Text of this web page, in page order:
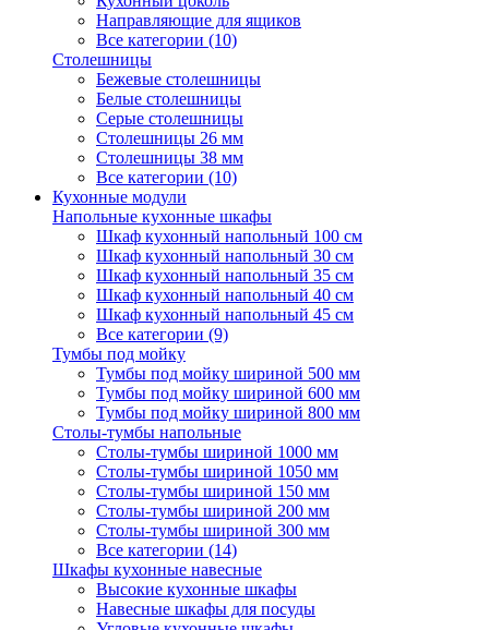
Направляющие для ящиков
Все категории (10)
Столешницы
Бежевые столешницы
Белые столешницы
Серые столешницы
Столешницы 26 мм
Столешницы 38 мм
Все категории (10)
Кухонные модули
Напольные кухонные шкафы
Шкаф кухонный напольный 100 см
Шкаф кухонный напольный 30 см
Шкаф кухонный напольный 35 см
Шкаф кухонный напольный 40 см
Шкаф кухонный напольный 45 см
Все категории (9)
Тумбы под мойку
Тумбы под мойку шириной 500 мм
Тумбы под мойку шириной 600 мм
Тумбы под мойку шириной 800 мм
Столы-тумбы напольные
Столы-тумбы шириной 1000 мм
Столы-тумбы шириной 1050 мм
Столы-тумбы шириной 150 мм
Столы-тумбы шириной 200 мм
Столы-тумбы шириной 300 мм
Все категории (14)
Шкафы кухонные навесные
Высокие кухонные шкафы
Навесные шкафы для посуды